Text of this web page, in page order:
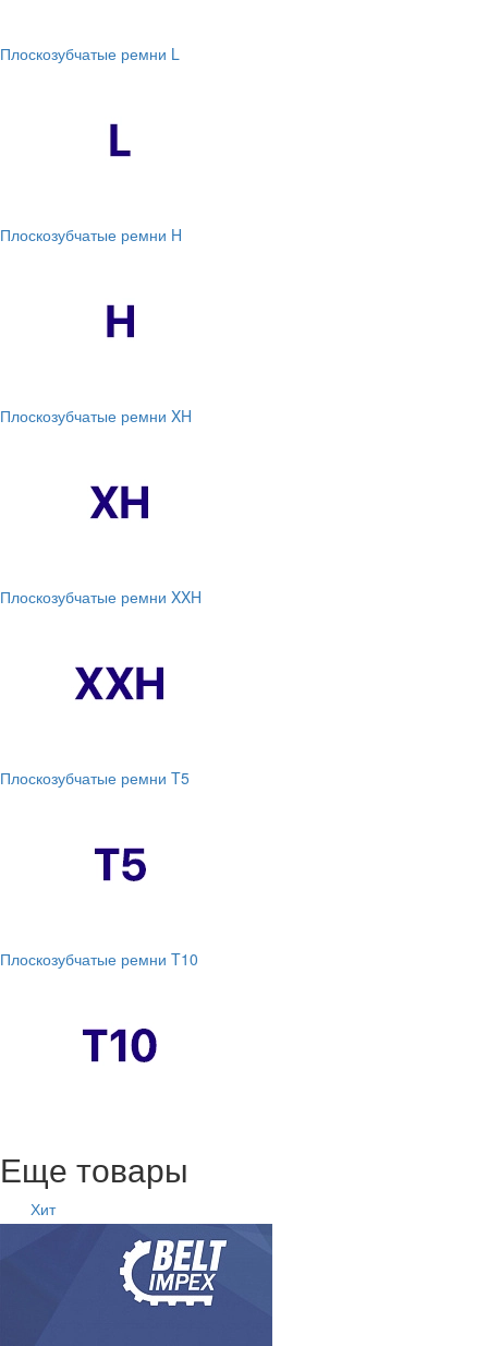
Плоскозубчатые ремни L
Плоскозубчатые ремни H
Плоскозубчатые ремни XH
Плоскозубчатые ремни XXH
Плоскозубчатые ремни T5
Плоскозубчатые ремни T10
Еще товары
Хит